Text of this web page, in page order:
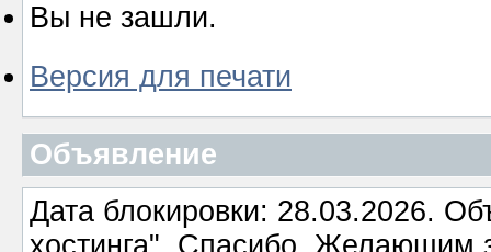
Вы не зашли.
Версия для печати
Объявление
Дата блокировки: 28.03.2026.